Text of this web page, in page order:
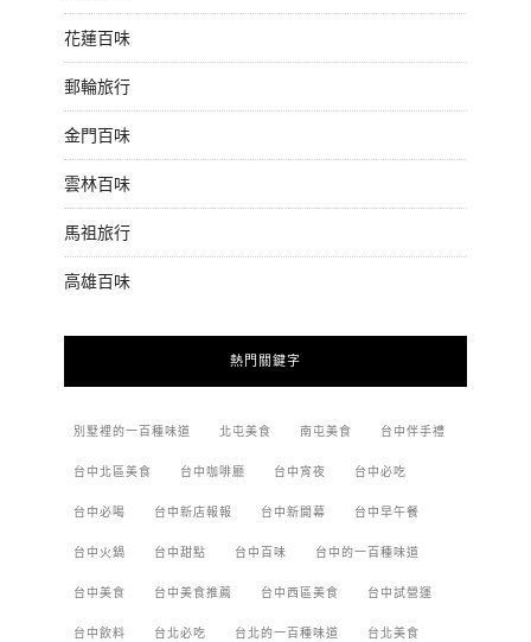
花蓮百味
郵輪旅行
金門百味
雲林百味
馬祖旅行
高雄百味
熱門關鍵字
別墅裡的一百種味道 北屯美食 南屯美食 台中伴手禮
台中北區美食 台中咖啡廳 台中宵夜 台中必吃
台中必喝 台中新店報報 台中新開幕 台中早午餐
台中火鍋 台中甜點 台中百味 台中的一百種味道
台中美食 台中美食推薦 台中西區美食 台中試營運
台中飲料 台北必吃 台北的一百種味道 台北美食